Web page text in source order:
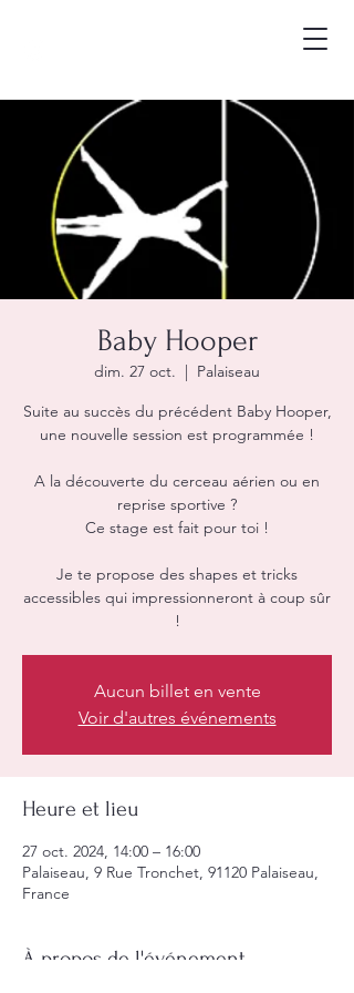
Baby Hooper
dim. 27 oct.
  |
Palaiseau
Suite au succès du précédent Baby Hooper,
une nouvelle session est programmée !
A la découverte du cerceau aérien ou en
reprise sportive ?
Ce stage est fait pour toi !
Je te propose des shapes et tricks
accessibles qui impressionneront à coup sûr
!
Aucun billet en vente
Voir d'autres événements
Heure et lieu
27 oct. 2024, 14:00 – 16:00
Palaiseau, 9 Rue Tronchet, 91120 Palaiseau,
France
À propos de l'événement